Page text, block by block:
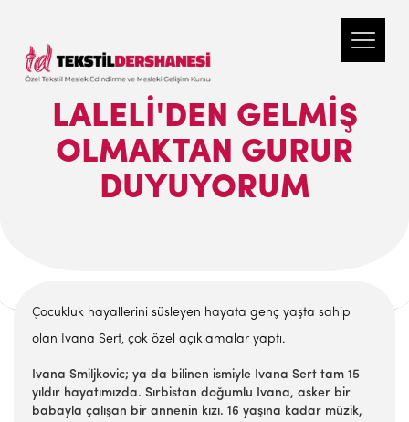
LALELI'DEN GELMIŞ
OLMAKTAN GURUR
DUYUYORUM
Çocukluk hayallerini süsleyen hayata genç yaşta sahip
olan Ivana Sert, çok özel açıklamalar yaptı.
Ivana Smiljkovic; ya da bilinen ismiyle Ivana Sert tam 15
yıldır hayatımızda. Sırbistan doğumlu Ivana, asker bir
babayla çalışan bir annenin kızı. 16 yaşına kadar müzik,